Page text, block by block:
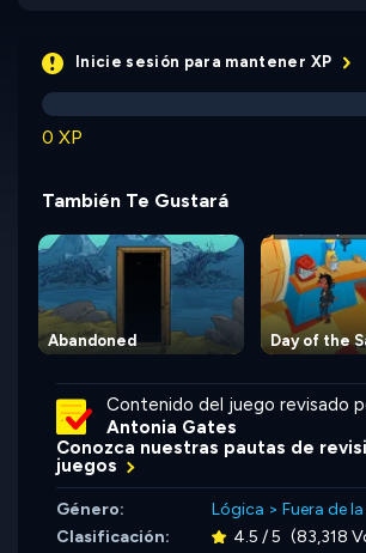
Inicie sesión para mantener XP
0 XP
También Te Gustará
Abandoned Day of the
Contenido del juego revisado
Antonia Gates
Conozca nuestras pautas de
juegos
Género: Lógica > Fuera de
Clasificación:
4.5 / 5 (83,318